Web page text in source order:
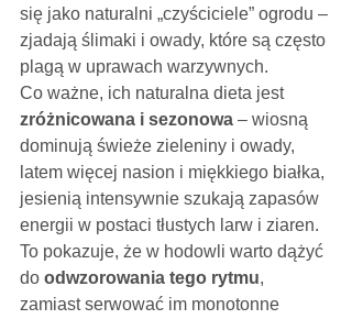
się jako naturalni „czyściciele” ogrodu –
zjadają ślimaki i owady, które są często
plagą w uprawach warzywnych.
Co ważne, ich naturalna dieta jest
zróżnicowana i sezonowa – wiosną
dominują świeże zieleniny i owady,
latem więcej nasion i miękkiego białka,
jesienią intensywnie szukają zapasów
energii w postaci tłustych larw i ziaren.
To pokazuje, że w hodowli warto dążyć
do odwzorowania tego rytmu,
zamiast serwować im monotonne